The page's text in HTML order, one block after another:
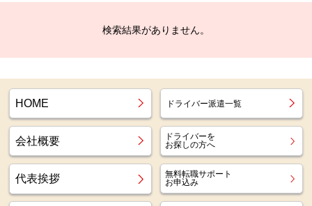
検索結果がありません。
HOME ドライバー派遣一覧
会社概要
ドライバーを
お探しの方へ
代表挨拶
無料転職サポート
お申込み